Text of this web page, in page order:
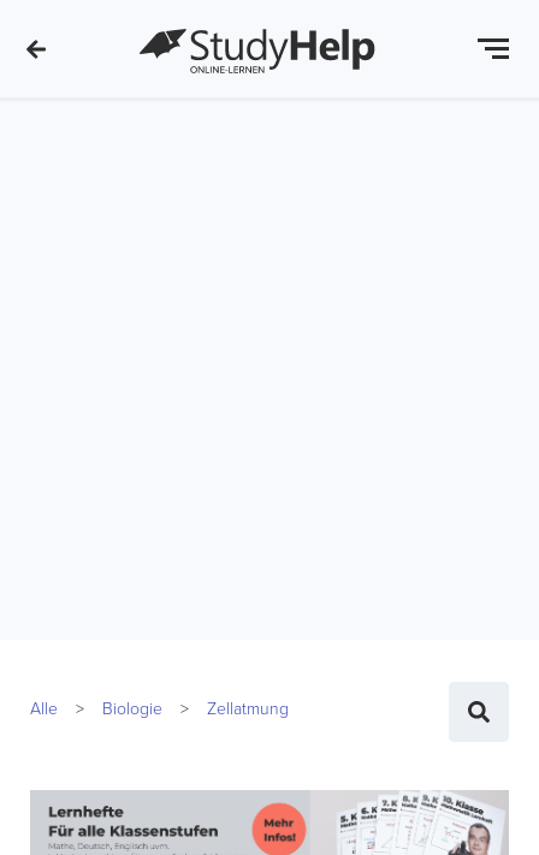
Alle Biologie Zellatmung